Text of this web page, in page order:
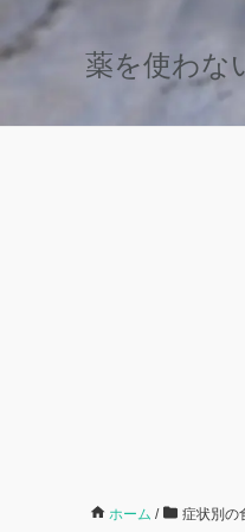
薬を使わな
ホーム / 症状別の